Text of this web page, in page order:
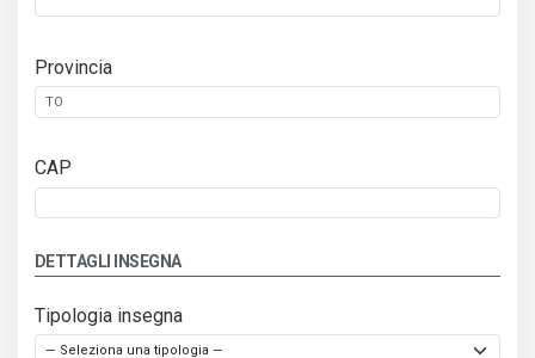
Provincia
CAP
DETTAGLI INSEGNA
Tipologia insegna